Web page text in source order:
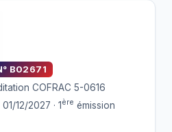
B02671
COFRAC 5-0616
12/2027 · 1ère émission